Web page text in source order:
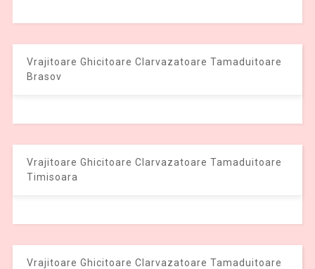
Vrajitoare Ghicitoare Clarvazatoare Tamaduitoare
Brasov
Vrajitoare Ghicitoare Clarvazatoare Tamaduitoare
Timisoara
Vrajitoare Ghicitoare Clarvazatoare Tamaduitoare